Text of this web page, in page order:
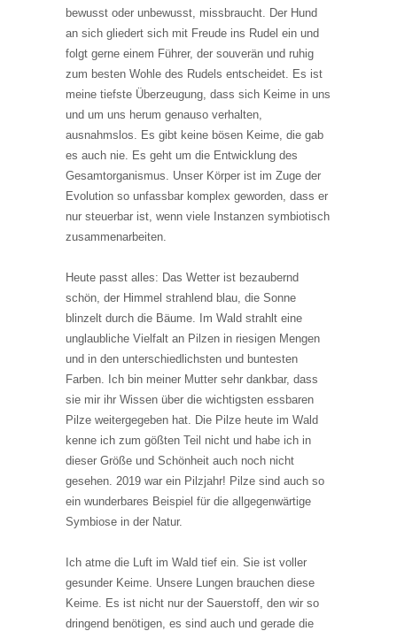
bewusst oder unbewusst, missbraucht. Der Hund
an sich gliedert sich mit Freude ins Rudel ein und
folgt gerne einem Führer, der souverän und ruhig
zum besten Wohle des Rudels entscheidet. Es ist
meine tiefste Überzeugung, dass sich Keime in uns
und um uns herum genauso verhalten,
ausnahmslos. Es gibt keine bösen Keime, die gab
es auch nie. Es geht um die Entwicklung des
Gesamtorganismus. Unser Körper ist im Zuge der
Evolution so unfassbar komplex geworden, dass er
nur steuerbar ist, wenn viele Instanzen symbiotisch
zusammenarbeiten.
Heute passt alles: Das Wetter ist bezaubernd
schön, der Himmel strahlend blau, die Sonne
blinzelt durch die Bäume. Im Wald strahlt eine
unglaubliche Vielfalt an Pilzen in riesigen Mengen
und in den unterschiedlichsten und buntesten
Farben. Ich bin meiner Mutter sehr dankbar, dass
sie mir ihr Wissen über die wichtigsten essbaren
Pilze weitergegeben hat. Die Pilze heute im Wald
kenne ich zum gößten Teil nicht und habe ich in
dieser Größe und Schönheit auch noch nicht
gesehen. 2019 war ein Pilzjahr! Pilze sind auch so
ein wunderbares Beispiel für die allgegenwärtige
Symbiose in der Natur.
Ich atme die Luft im Wald tief ein. Sie ist voller
gesunder Keime. Unsere Lungen brauchen diese
Keime. Es ist nicht nur der Sauerstoff, den wir so
dringend benötigen, es sind auch und gerade die